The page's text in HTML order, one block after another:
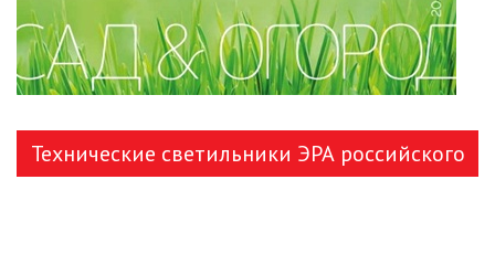
МОДУЛЬНЫЕ СИСТЕМЫ
ОСВЕЩЕНИЯ (LED МОДУЛИ)
НАСТОЛЬНЫЕ СВЕТИЛЬНИКИ
НИЗКОВОЛЬТНОЕ
ОБОРУДОВАНИЕ
Технические светильники ЭРА российского